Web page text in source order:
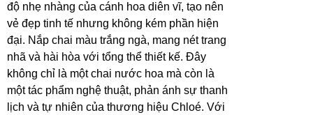
độ nhẹ nhàng của cánh hoa diên vĩ, tạo nên
vẻ đẹp tinh tế nhưng không kém phần hiện
đại. Nắp chai màu trắng ngà, mang nét trang
nhã và hài hòa với tổng thể thiết kế. Đây
không chỉ là một chai nước hoa mà còn là
một tác phẩm nghệ thuật, phản ánh sự thanh
lịch và tự nhiên của thương hiệu Chloé. Với